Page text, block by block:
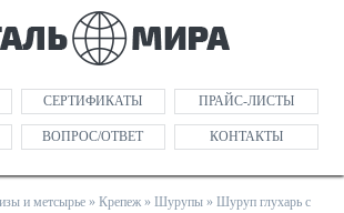
СЕРТИФИКАТЫ ПРАЙС-ЛИСТЫ
ВОПРОС/ОТВЕТ КОНТАКТЫ
и метсырье » Крепеж » Шурупы » Шуруп глухарь с